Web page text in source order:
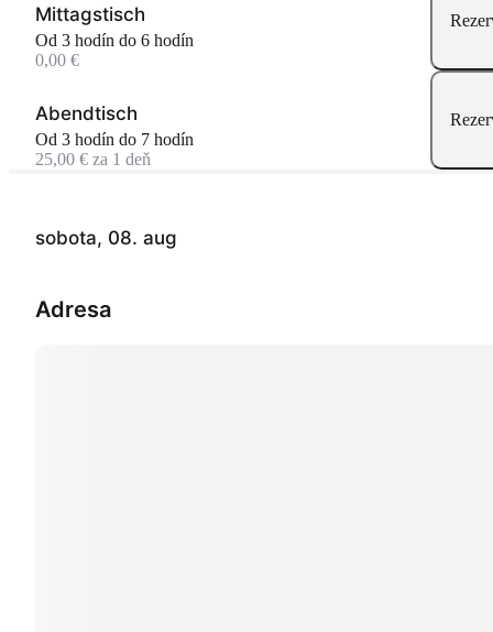
sobota, 08. aug
Adresa
Mittagstisch
Od 3 hodín do 6 hodín
0,00 €
Abendtisch
Od 3 hodín do 7 hodín
25,00 € za 1 deň